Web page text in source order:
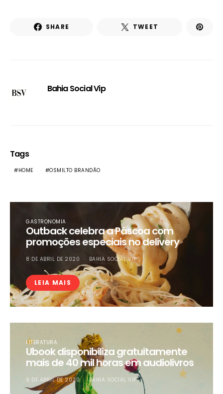
SHARE TWEET
Bahia Social Vip
Tags
HOME OSMILTO BRANDÃO
GASTRONOMIA
Outback celebra a Páscoa com
promoções especiais no delivery
8 DE ABRIL DE 2020 BAHIA SOCIAL VIP
LEIA MAIS
LITERATURA
Ubook disponibiliza gratuitamente
mais de 40 mil horas em audiolivros
9 DE ABRIL DE 2020 BAHIA SOCIAL VIP